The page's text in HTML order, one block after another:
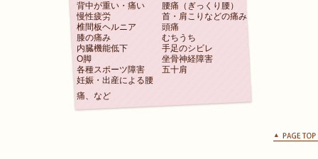
背中が重い・痛い
腰痛（ぎっくり腰）
慢性疲労
首・肩こりなどの痛み
椎間板ヘルニア
頭痛
膝の痛み
むちうち
内臓機能低下
手足のシビレ
O脚
坐骨神経障害
各種スポーツ障害
五十肩
妊娠・出産による腰
痛、など